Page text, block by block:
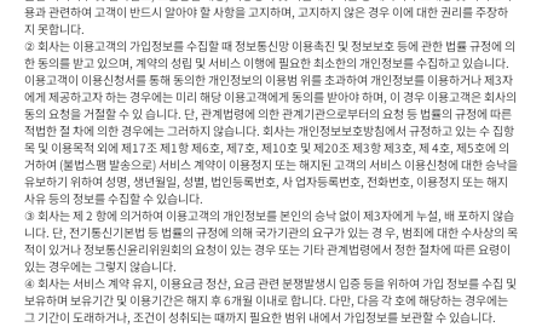
용과 관련하여 고객이 반드시 알아야 할 사항을 고지하며, 고지하지 않은 경우 이에 대한 권리를 주장하
지 못합니다.
② 회사는 이용고객의 가입정보를 수집할 때 정보통신망 이용촉진 및 정보보호 등에 관한 법률 규정에 의
한 동의를 받고 있으며, 계약의 성립 및 서비스 이행에 필요한 최소한의 개인정보를 수집하고 있습니다.
이용고객이 이용신청서를 통해 동의한 개인정보의 이용범 위를 초과하여 개인정보를 이용하거나 제3자
에게 제공하고자 하는 경우에는 미리 해당 이용고객에게 동의를 받아야 하며, 이 경우 이용고객은 회사의
동의 요청을 거절할 수 있 습니다. 단, 관계법령에 의한 관계기관으로부터의 요청 등 법률의 규정에 따른
적법한 절 차에 의한 경우에는 그러하지 않습니다. 회사는 개인정보보호방침에서 규정하고 있는 수 집항
목 및 이용목적 외에 제17조 제1항 제6호, 제7호, 제10호 및 제20조 제3항 제3호, 제 4호, 제5호에 의
거하여 (불법스팸 발송으로) 서비스 계약이 이용정지 또는 해지된 고객의 서비스 이용신청에 대한 승낙을
유보하기 위하여 성명, 생년월일, 성별, 법인등록번호, 사 업자등록번호, 전화번호, 이용정지 또는 해지
사유 등의 정보를 수집할 수 있습니다.
③ 회사는 제 2 항에 의거하여 이용고객의 개인정보를 본인의 승낙 없이 제3자에게 누설, 배 포하지 않습
니다. 단, 전기통신기본법 등 법률의 규정에 의해 국가기관의 요구가 있는 경 우, 범죄에 대한 수사상의 목
적이 있거나 정보통신윤리위원회의 요청이 있는 경우 또는 기타 관계법령에서 정한 절차에 따른 요령이
있는 경우에는 그렇지 않습니다.
④ 회사는 서비스 계약 유지, 이용요금 정산, 요금 관련 분쟁발생시 입증 등을 위하여 가입 정보를 수집 및
보유하며 보유기간 및 이용기간은 해지 후 6개월 이내로 합니다. 다만, 다음 각 호에 해당하는 경우에는
그 기간이 도래하거나, 조건이 성취되는 때까지 필요한 범위 내에서 가입정보를 보관할 수 있습니다.